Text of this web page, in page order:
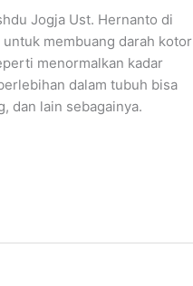
Jogja Ust. Hernanto di
membuang darah kotor
menormalkan kadar
dalam tubuh bisa
dan lain sebagainya.